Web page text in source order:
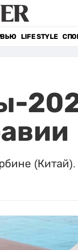
LIFE STYLE
(Китай).